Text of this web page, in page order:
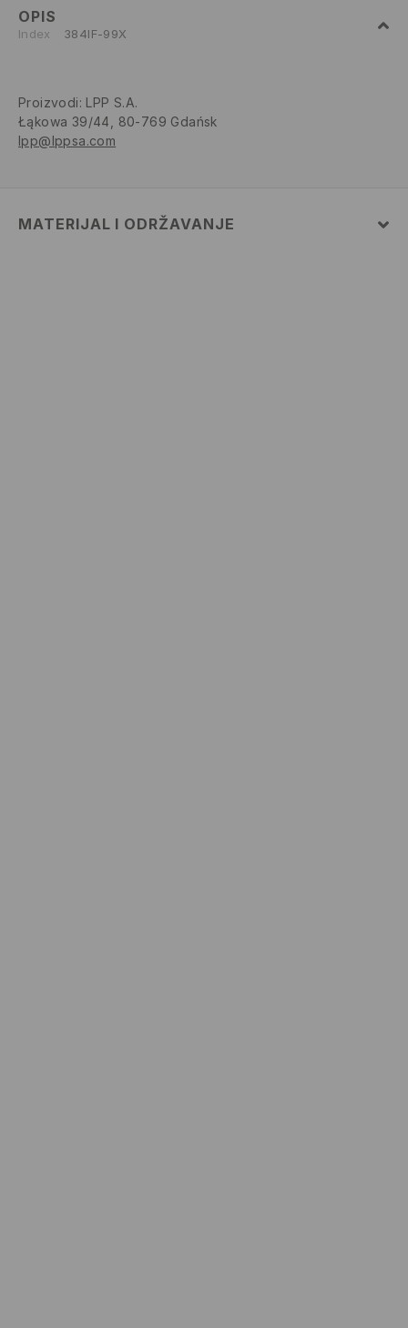
OPIS
Index 384IF-99X
Proizvodi: LPP S.A.
Łąkowa 39/44, 80-769 Gdańsk
lpp@lppsa.com
MATERIJAL I ODRŽAVANJE